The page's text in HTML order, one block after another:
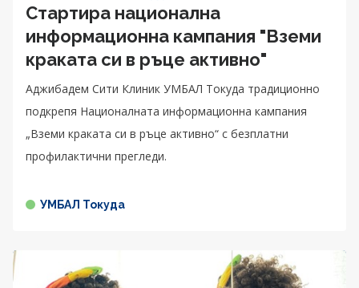
Стартира национална
информационна кампания "Вземи
краката си в ръце активно"
Аджибадем Сити Клиник УМБАЛ Токуда традиционно
подкрепя Националната информационна кампания
„Вземи краката си в ръце активно“ с безплатни
профилактични прегледи.
УМБАЛ Токуда